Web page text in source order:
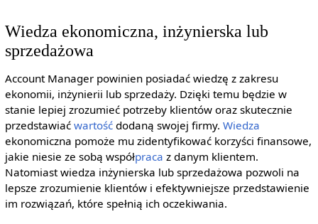
Wiedza ekonomiczna, inżynierska lub
sprzedażowa
Account Manager powinien posiadać wiedzę z zakresu
ekonomii, inżynierii lub sprzedaży. Dzięki temu będzie w
stanie lepiej zrozumieć potrzeby klientów oraz skutecznie
przedstawiać wartośćdodaną swojej firmy. Wiedza
ekonomiczna pomoże mu zidentyfikować korzyści finansowe,
jakie niesie ze sobą współpraca z danym klientem.
Natomiast wiedza inżynierska lub sprzedażowa pozwoli na
lepsze zrozumienie klientów i efektywniejsze przedstawienie
im rozwiązań, które spełnią ich oczekiwania.